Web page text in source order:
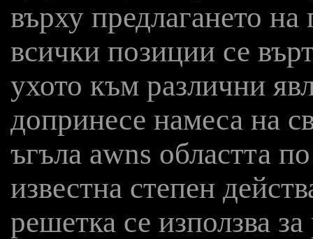
върху предлагането
всички позиции се
ухото към различни
допринесе намеса на
ъгъла awns областта
известна степен
решетка се използва